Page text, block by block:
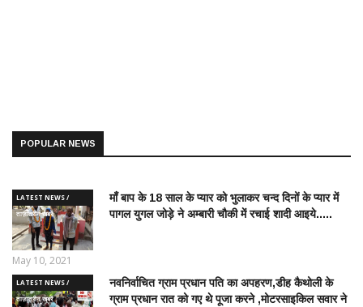
POPULAR NEWS
LATEST NEWS /
ताज़ातरीन खबरें
माँ बाप के 18 साल के प्यार को भुलाकर चन्द दिनों के प्यार में
पागल युगल जोड़े ने अम्बारी चौकी में रचाई शादी आइये.....
May 10, 2021
LATEST NEWS /
ताज़ातरीन खबरें
नवनिर्वाचित ग्राम प्रधान पति का अपहरण,डीह कैथोली के
ग्राम प्रधान रात को गए थे पूजा करने ,मोटरसाइकिल सवार ने